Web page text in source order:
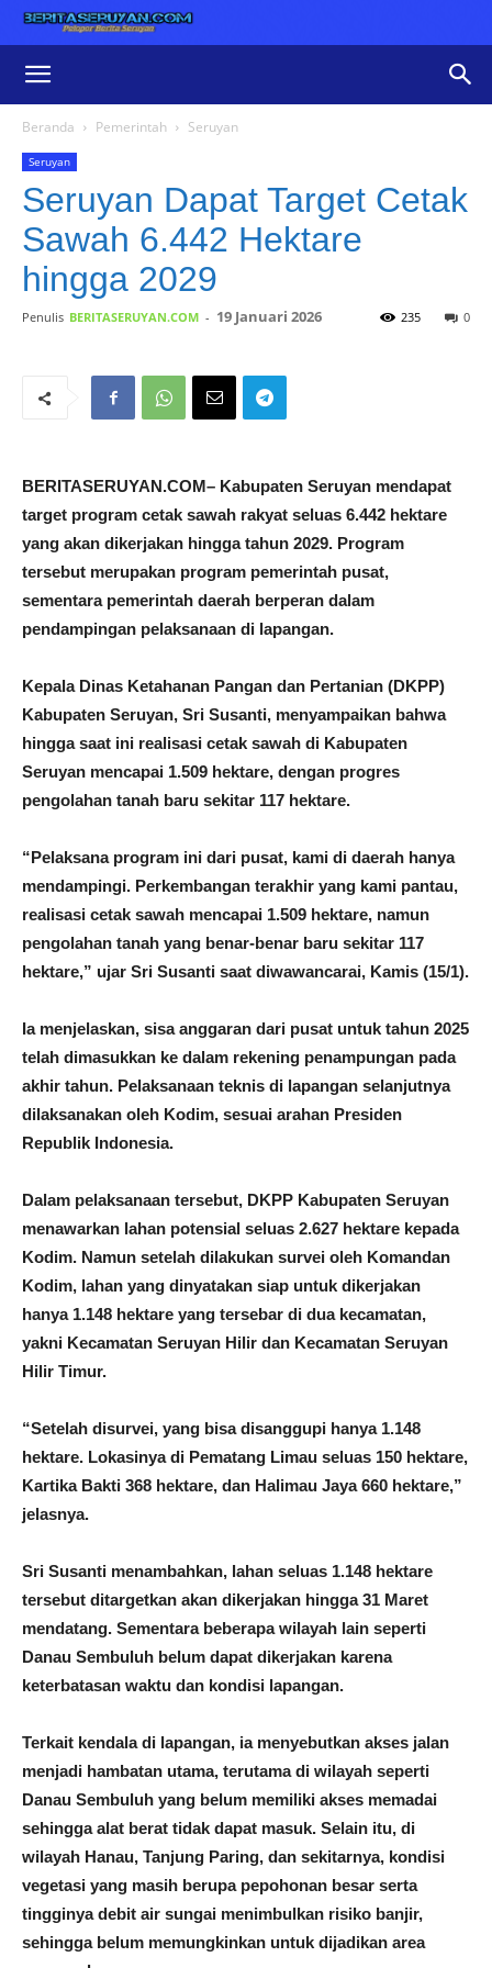
Beranda Pemerintah Seruyan
Seruyan
Seruyan Dapat Target Cetak
Sawah 6.442 Hektare
hingga 2029
Penulis BERITASERUYAN.COM - 19 Januari 2026 0
235
BERITASERUYAN.COM– Kabupaten Seruyan mendapat
target program cetak sawah rakyat seluas 6.442 hektare
yang akan dikerjakan hingga tahun 2029. Program
tersebut merupakan program pemerintah pusat,
sementara pemerintah daerah berperan dalam
pendampingan pelaksanaan di lapangan.
Kepala Dinas Ketahanan Pangan dan Pertanian (DKPP)
Kabupaten Seruyan, Sri Susanti, menyampaikan bahwa
hingga saat ini realisasi cetak sawah di Kabupaten
Seruyan mencapai 1.509 hektare, dengan progres
pengolahan tanah baru sekitar 117 hektare.
“Pelaksana program ini dari pusat, kami di daerah hanya
mendampingi. Perkembangan terakhir yang kami pantau,
realisasi cetak sawah mencapai 1.509 hektare, namun
pengolahan tanah yang benar-benar baru sekitar 117
hektare,” ujar Sri Susanti saat diwawancarai, Kamis (15/1).
Ia menjelaskan, sisa anggaran dari pusat untuk tahun 2025
telah dimasukkan ke dalam rekening penampungan pada
akhir tahun. Pelaksanaan teknis di lapangan selanjutnya
dilaksanakan oleh Kodim, sesuai arahan Presiden
Republik Indonesia.
Dalam pelaksanaan tersebut, DKPP Kabupaten Seruyan
menawarkan lahan potensial seluas 2.627 hektare kepada
Kodim. Namun setelah dilakukan survei oleh Komandan
Kodim, lahan yang dinyatakan siap untuk dikerjakan
hanya 1.148 hektare yang tersebar di dua kecamatan,
yakni Kecamatan Seruyan Hilir dan Kecamatan Seruyan
Hilir Timur.
“Setelah disurvei, yang bisa disanggupi hanya 1.148
hektare. Lokasinya di Pematang Limau seluas 150 hektare,
Kartika Bakti 368 hektare, dan Halimau Jaya 660 hektare,”
jelasnya.
Sri Susanti menambahkan, lahan seluas 1.148 hektare
tersebut ditargetkan akan dikerjakan hingga 31 Maret
mendatang. Sementara beberapa wilayah lain seperti
Danau Sembuluh belum dapat dikerjakan karena
keterbatasan waktu dan kondisi lapangan.
Terkait kendala di lapangan, ia menyebutkan akses jalan
menjadi hambatan utama, terutama di wilayah seperti
Danau Sembuluh yang belum memiliki akses memadai
sehingga alat berat tidak dapat masuk. Selain itu, di
wilayah Hanau, Tanjung Paring, dan sekitarnya, kondisi
vegetasi yang masih berupa pepohonan besar serta
tingginya debit air sungai menimbulkan risiko banjir,
sehingga belum memungkinkan untuk dijadikan area